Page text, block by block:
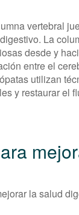
vertebral
La
desde y
entre el
utilizan
y restaurar el
la salud